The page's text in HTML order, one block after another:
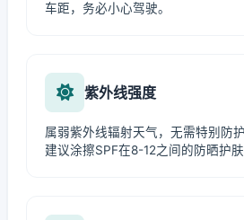
车距，务必小心驾驶。
紫外线强度
属弱紫外线辐射天气，无需特别防
建议涂擦SPF在8-12之间的防晒护肤